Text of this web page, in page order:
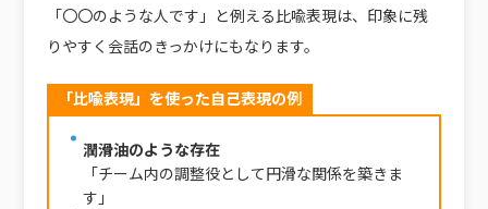
「〇〇のような人です」と例える比喩表現は、印象に残
りやすく会話のきっかけにもなります。
「比喩表現」を使った自己表現の例
潤滑油のような存在
「チーム内の調整役として円滑な関係を築きま
す」